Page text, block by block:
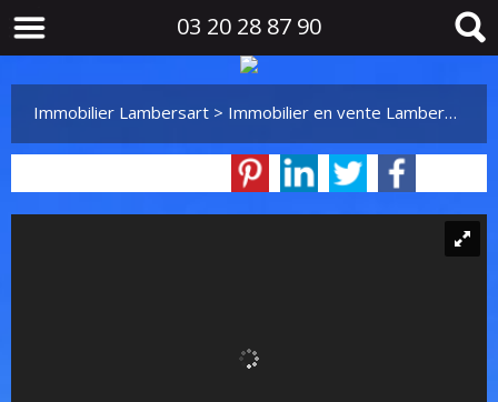
03 20 28 87 90
Immobilier Lambersart > Immobilier en vente Lambersart